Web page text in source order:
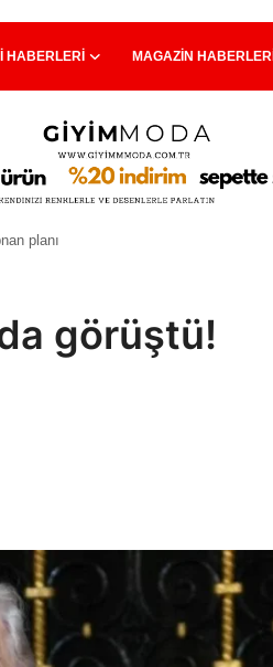
HABERLERI MAGAZIN HABERLERI
planı
görüştü!